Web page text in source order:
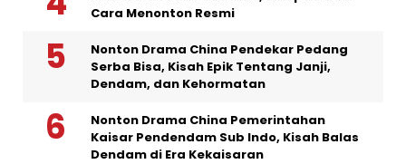
Cara Menonton Resmi
Nonton Drama China Pendekar Pedang
Serba Bisa, Kisah Epik Tentang Janji,
Dendam, dan Kehormatan
Nonton Drama China Pemerintahan
Kaisar Pendendam Sub Indo, Kisah Balas
Dendam di Era Kekaisaran